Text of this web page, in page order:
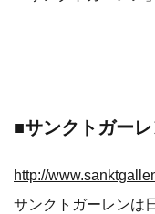
■サンクトガー
http://
サンクトガーレンは